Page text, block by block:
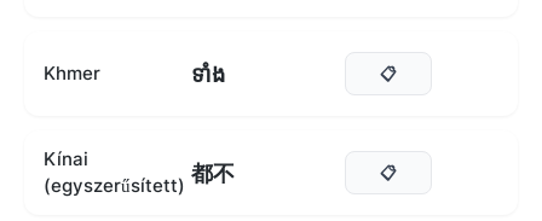
Khmer ទាំង 📋
Kínai
(egyszerűsített) 都不 📋